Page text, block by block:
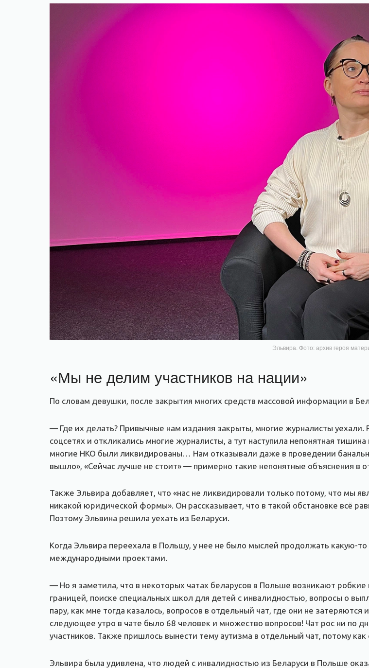
Эльвира. Фото: архив героя
«Мы не делим участников на нации»
По словам девушки, после закрытия многих средств массовой информации в
— Где их делать? Привычные нам издания закрыты, многие журналисты
соцсетях и откликались многие журналисты, а тут наступила непонятная
многие НКО были ликвидированы… Нам отказывали даже в проведении
вышло», «Сейчас лучше не стоит» — примерно такие непонятные объяснения в
Также Эльвира добавляет, что «нас не ликвидировали только потому, что мы
никакой юридической формы». Он рассказывает, что в такой обстановке всё
Поэтому Эльвина решила уехать из Беларуси.
Когда Эльвира переехала в Польшу, у нее не было мыслей продолжать какую-
международными проектами.
— Но я заметила, что в некоторых чатах беларусов в Польше возникают
границей, поиске специальных школ для детей с инвалидностью, вопросы о
пару, как мне тогда казалось, вопросов в отдельный чат, где они не
следующее утро в чате было 68 человек и множество вопросов! Чат рос ни по
участников. Также пришлось вынести тему аутизма в отдельный чат, потому как
Эльвира была удивлена, что людей с инвалидностью из Беларуси в Польше